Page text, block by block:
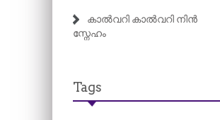
കാൽവറി കാൽവറി നിൻ
സ്നേഹം
Tags